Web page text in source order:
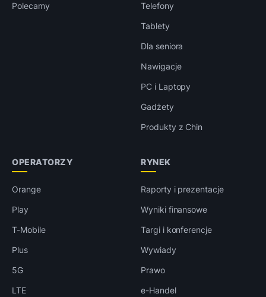
Polecamy
Telefony
Tablety
Dla seniora
Nawigacje
PC i Laptopy
Gadżety
Produkty z Chin
OPERATORZY
Orange
Play
T-Mobile
Plus
5G
LTE
RYNEK
Raporty i prezentacje
Wyniki finansowe
Targi i konferencje
Wywiady
Prawo
e-Handel